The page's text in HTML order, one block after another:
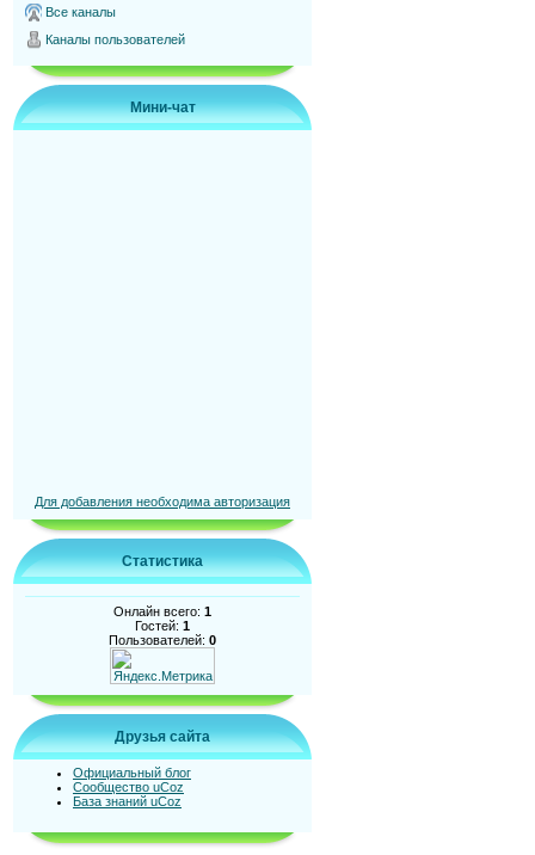
Все каналы
Каналы пользователей
Мини-чат
Для добавления необходима авторизация
Статистика
Онлайн всего: 1
Гостей: 1
Пользователей: 0
Друзья сайта
Официальный блог
Сообщество uCoz
База знаний uCoz